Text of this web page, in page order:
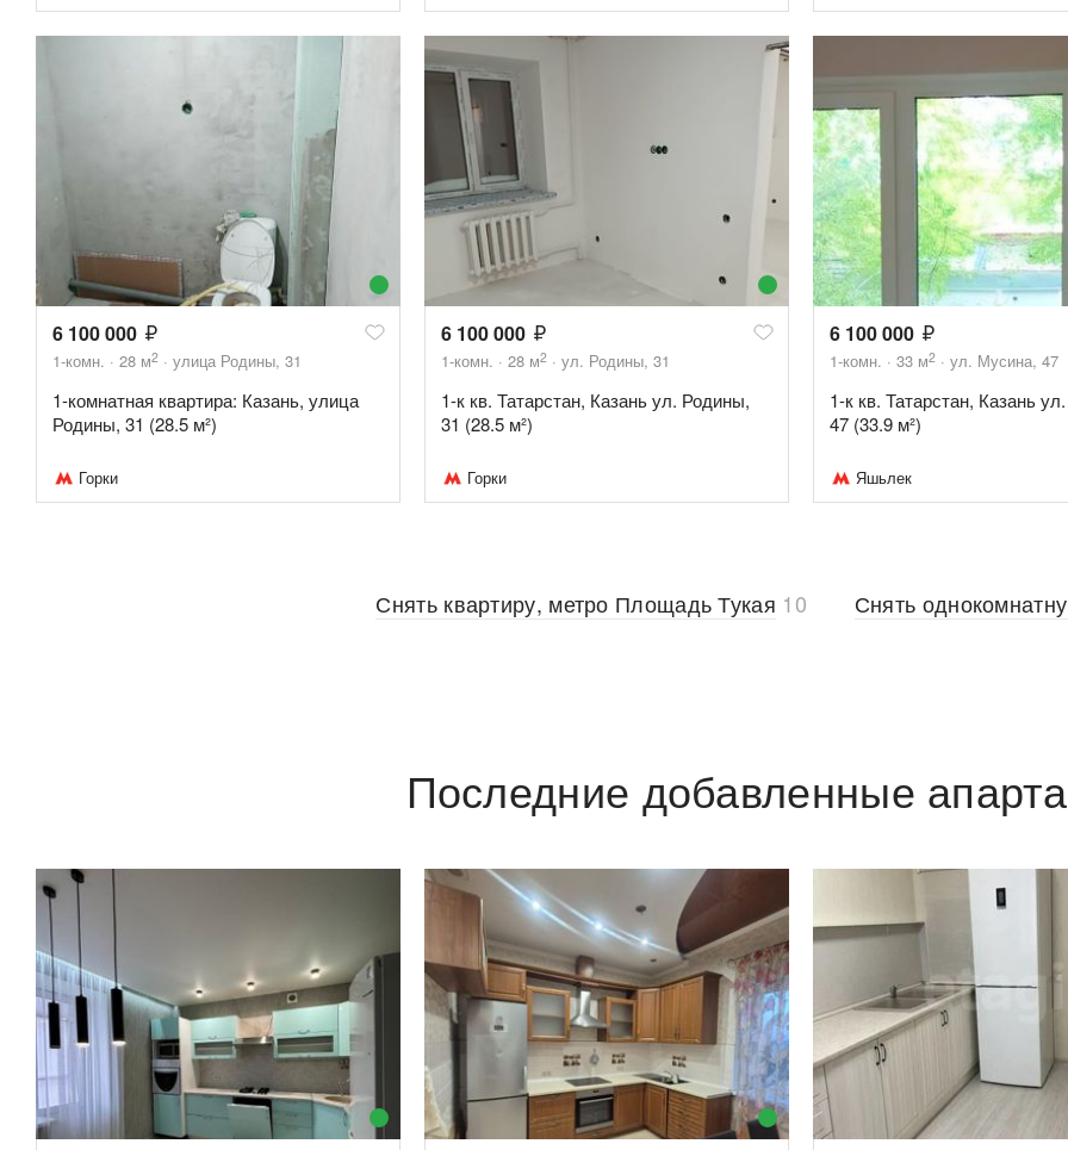
6 100 000
1-комн. 28 м2 улица Родины, 31
1-комнатная квартира: Казань, улица
Родины, 31 (28.5 м²)
Горки
6 100 000
1-комн. 28 м2 ул. Родины, 31
1-к кв. Татарстан, Казань ул. Родины,
31 (28.5 м²)
Горки
6 100 000
1-комн. 33 м2 ул. Мусина, 47
1-к кв. Татарстан, Казань
47 (33.9 м²)
Яшьлек
Снять квартиру, метро Площадь Тукая 10 Снять
Последние добавленные